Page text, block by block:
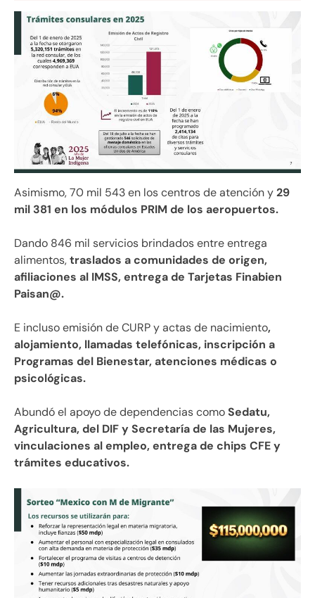
Asimismo, 70 mil 543 en los centros de atención y29
mil 381 en los módulos PRIM de los aeropuertos.
Dando 846 mil servicios brindados entre entrega
alimentos,traslados a comunidades de origen,
afiliaciones al IMSS, entrega de Tarjetas Finabien
Paisan@.
E incluso emisión de CURP y actas de nacimiento,
alojamiento, llamadas telefónicas, inscripción a
Programas del Bienestar, atenciones médicas o
psicológicas.
Abundó el apoyo de dependencias comoSedatu,
Agricultura, del DIF y Secretaría de las Mujeres,
vinculaciones al empleo, entrega de chips CFE y
trámites educativos.